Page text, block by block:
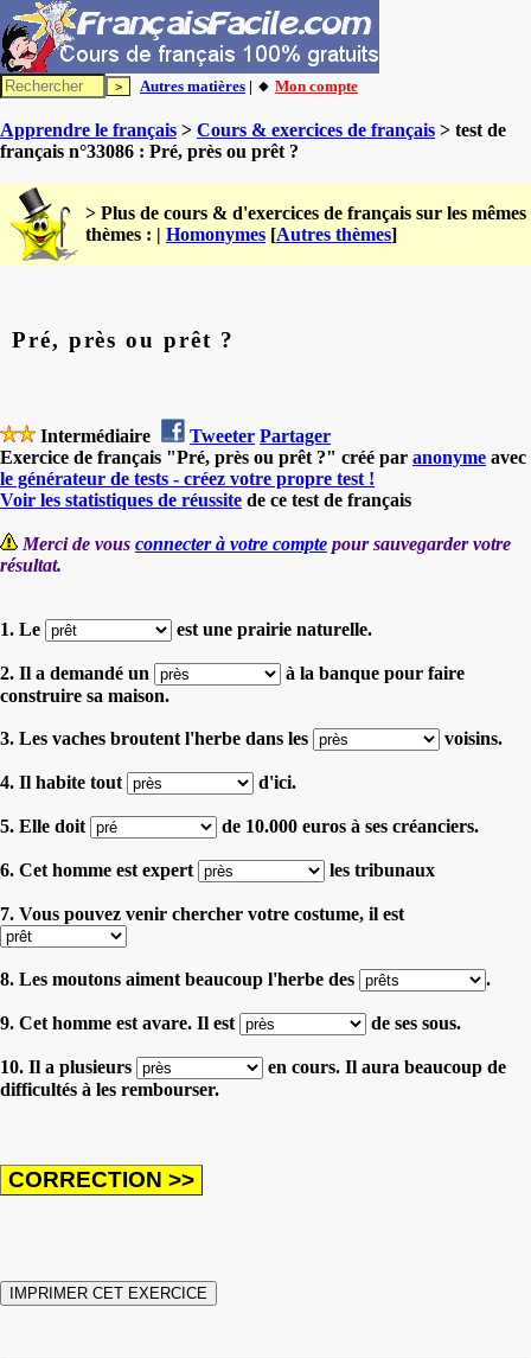
Autres matières | 🔸 Mon compte
Apprendre le français > Cours & exercices de français > test de
français n°33086 : Pré, près ou prêt ?
> Plus de cours & d'exercices de français sur les mêmes
thèmes : | Homonymes [Autres thèmes]
Pré, près ou prêt ?
Intermédiaire Tweeter Partager
Exercice de français "Pré, près ou prêt ?" créé par anonyme avec
le générateur de tests - créez votre propre test !
Voir les statistiques de réussite de ce test de français
Merci de vous connecter à votre compte pour sauvegarder votre
résultat.
1. Le est une prairie naturelle.
2. Il a demandé un
à la banque pour faire
construire sa maison.
3. Les vaches broutent l'herbe dans les voisins.
4. Il habite tout d'ici.
5. Elle doit de 10.000 euros à ses créanciers.
6. Cet homme est expert les tribunaux
7. Vous pouvez venir chercher votre costume, il est
8. Les moutons aiment beaucoup l'herbe des .
9. Cet homme est avare. Il est de ses sous.
10. Il a plusieurs
en cours. Il aura beaucoup de
difficultés à les rembourser.